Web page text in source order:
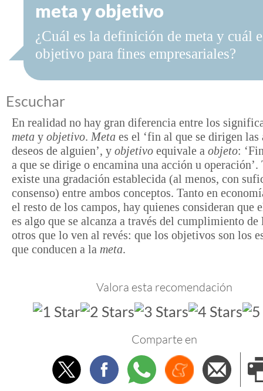
FundéuRAE es una fundación patrocinada por la
y la Real Academia Española, cuyo objetivo es
el buen uso del español en los medios de
Internet.
meta y objetivo
¿Cuál es la definición de meta y cuál
objetivo para fines empresariales?
Escuchar
En realidad no hay gran diferencia entre los
meta y objetivo. Meta es el ‘fin al que se dirigen las
deseos de alguien’, y objetivo equivale a objeto:
a que se dirige o encamina una acción u operación’.
existe una gradación establecida (al menos, con
consenso) entre ambos conceptos. Tanto en
el resto de los campos, hay quienes consideran que
es algo que se alcanza a través del cumplimiento de
otros que lo ven al revés: que los objetivos son los
que conducen a la meta.
Valora esta recomendación
Comparte en
TwitterFacebookWhatsappMenéame